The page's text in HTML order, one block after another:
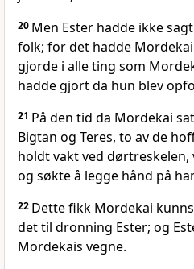
20 Men Ester hadde ikke
folk; for det hadde
gjorde i alle ting som
hadde gjort da hun blev
21 På den tid da Mordekai
Bigtan og Teres, to av de
holdt vakt ved dørtreskelen,
og søkte å legge hånd på
22 Dette fikk Mordekai
det til dronning Ester; og
Mordekais vegne.